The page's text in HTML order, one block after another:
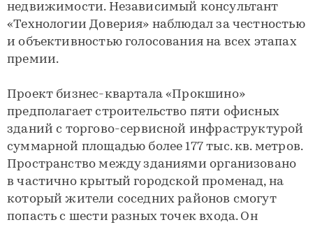
недвижимости. Независимый консультант
«Технологии Доверия» наблюдал за честностью
и объективностью голосования на всех этапах
премии.
Проект бизнес-квартала «Прокшино»
предполагает строительство пяти офисных
зданий с торгово-сервисной инфраструктурой
суммарной площадью более 177 тыс. кв. метров.
Пространство между зданиями организовано
в частично крытый городской променад, на
который жители соседних районов смогут
попасть с шести разных точек входа. Он